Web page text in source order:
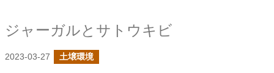
ジャーガルとサトウキビ
2023-03-27 土壌環境